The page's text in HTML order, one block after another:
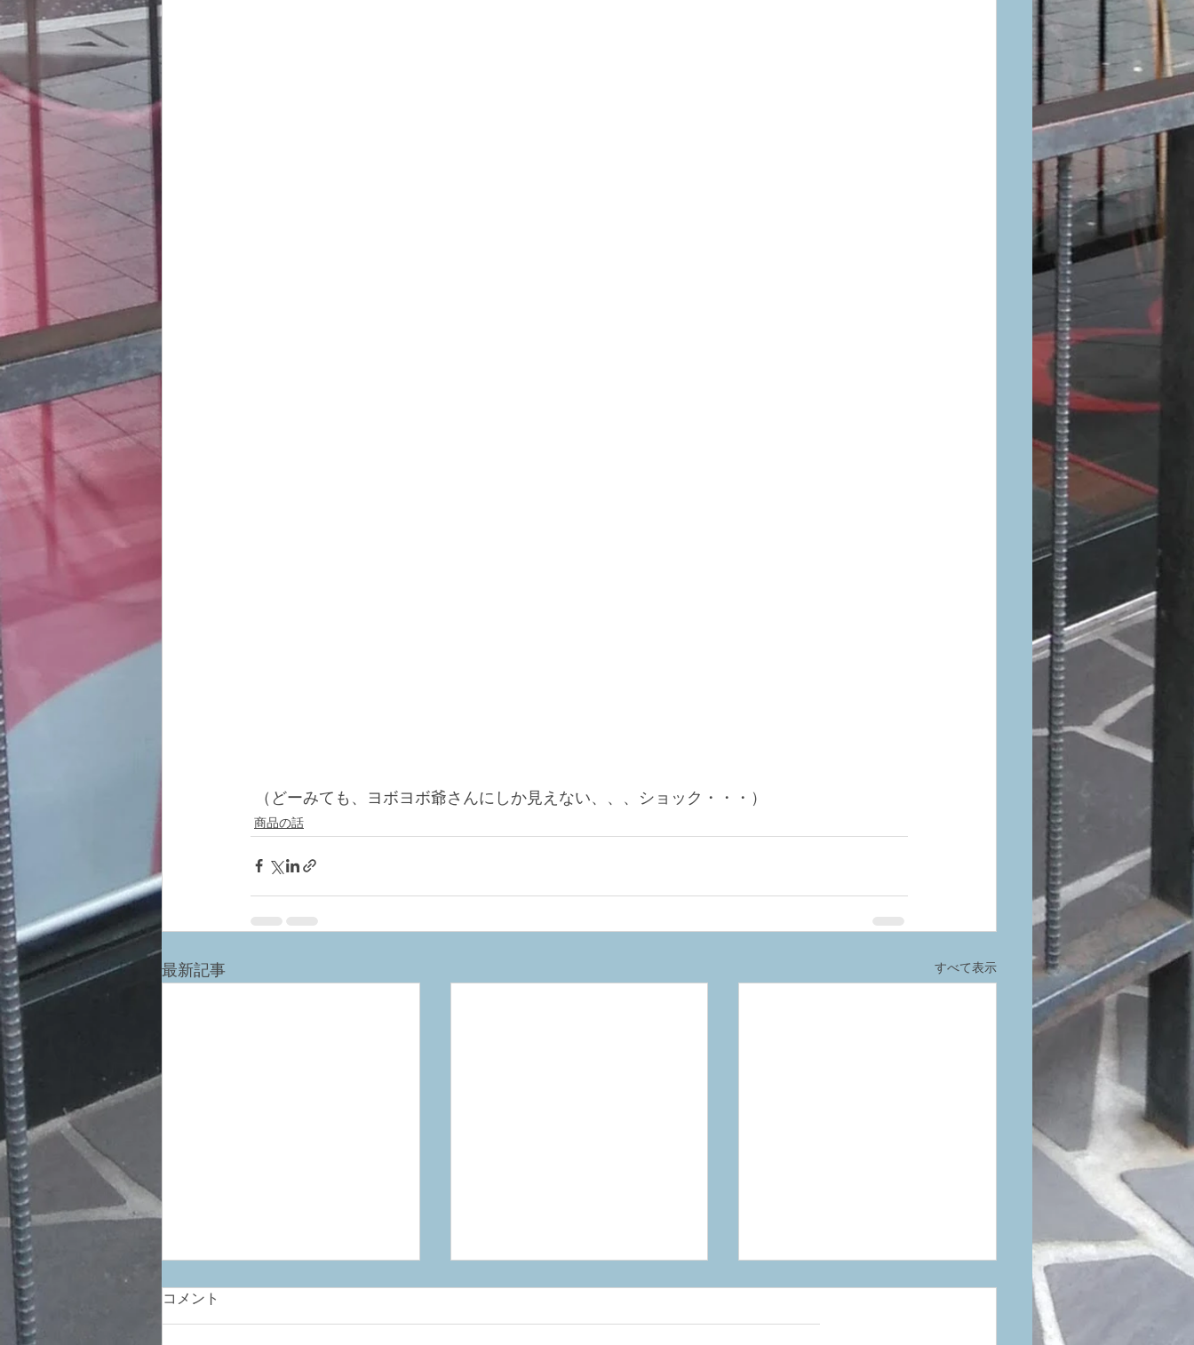
（どーみても、ヨボヨボ爺さんにしか見えない、、、ショック・・・）
商品の話
最新記事 すべて表示
コメント